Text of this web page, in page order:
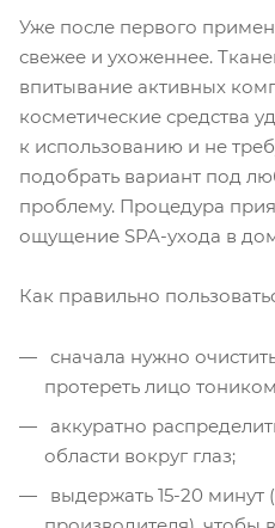
Уже после первого
свежее и ухоженнее.
впитывание активных
косметические средства
к использованию и не
подобрать вариант под
проблему. Процедура
ощущение SPA-ухода в
Как правильно
сначала нужно
протереть лицо
аккуратно
области вокруг глаз;
выдержать 15-20 минут